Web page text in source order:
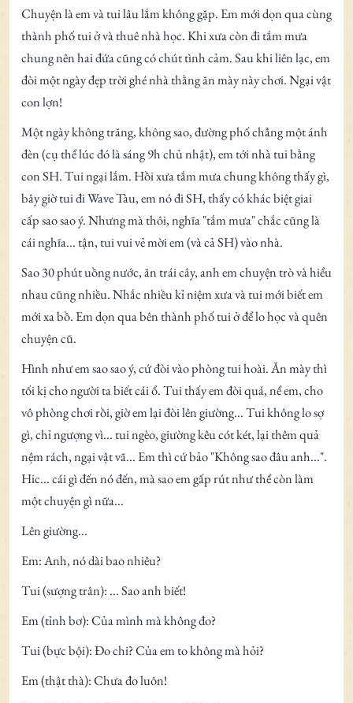
Chuyện là em và tui lâu lắm không gặp. Em mới dọn qua cùng
thành phố tui ở và thuê nhà học. Khi xưa còn đi tắm mưa
chung nên hai đứa cũng có chút tình cảm. Sau khi liên lạc, em
đòi một ngày đẹp trời ghé nhà thằng ăn mày này chơi. Ngại vật
con lợn!
Một ngày không trăng, không sao, đường phố chẳng một ánh
đèn (cụ thể lúc đó là sáng 9h chủ nhật), em tới nhà tui bằng
con SH. Tui ngại lắm. Hồi xưa tắm mưa chung không thấy gì,
bây giờ tui đi Wave Tàu, em nó đi SH, thấy có khác biệt giai
cấp sao sao ý. Nhưng mà thôi, nghĩa "tắm mưa" chắc cũng là
cái nghĩa... tận, tui vui vẻ mời em (và cả SH) vào nhà.
Sao 30 phút uồng nước, ăn trái cây, anh em chuyện trò và hiểu
nhau cũng nhiều. Nhắc nhiều kỉ niệm xưa và tui mới biết em
mới xa bồ. Em dọn qua bên thành phố tui ở để lo học và quên
chuyện cũ.
Hình như em sao sao ý, cứ đòi vào phòng tui hoài. Ăn mày thì
tối kị cho người ta biết cái ổ. Tui thấy em đòi quá, nể em, cho
vô phòng chơi rồi, giờ em lại đòi lên giường... Tui không lo sợ
gì, chỉ ngượng vì... tui ngèo, giường kêu cót két, lại thêm quả
nệm rách, ngại vật vã... Em thì cứ bảo "Không sao đâu anh...".
Hic... cái gì đến nó đến, mà sao em gấp rút như thể còn làm
một chuyện gì nữa...
Lên giường...
Em: Anh, nó dài bao nhiêu?
Tui (sượng trân): ... Sao anh biết!
Em (tỉnh bơ): Của mình mà không đo?
Tui (bực bội): Đo chi? Của em to không mà hỏi?
Em (thật thà): Chưa đo luôn!